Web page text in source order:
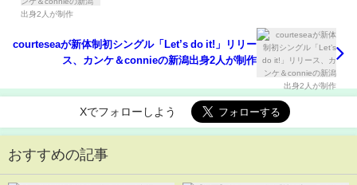
courteseaが新体制初シングル「Let’s do it!」リリー
ス、カンケ＆connieの新潟出身2人が制作
Xでフォローしよう
おすすめの記事